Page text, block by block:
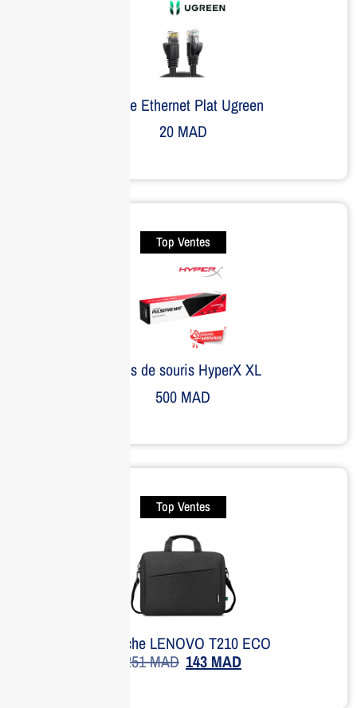
Câble Ethernet Plat Ugreen
20MAD
Top Ventes
Tapis de souris HyperX XL
500 MAD
Top Ventes
Sacoche LENOVO T210 ECO
251MAD 143 MAD